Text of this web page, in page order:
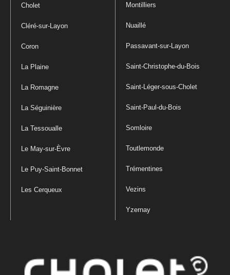
Cholet
Cléré-sur-Layon
Coron
La Plaine
La Romagne
La Séguinière
La Tessoualle
Le May-sur-Èvre
Le Puy-Saint-Bonnet
Les Cerqueux
Montilliers
Nuaillé
Passavant-sur-Layon
Saint-Christophe-du-Bois
Saint-Léger-sous-Cholet
Saint-Paul-du-Bois
Somloire
Toutlemonde
Trémentines
Vezins
Yzernay